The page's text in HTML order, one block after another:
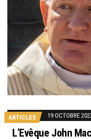
ARTICLES 19 OCTOBRE
L’Evêque John